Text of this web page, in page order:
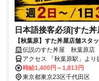
日本語接客必須|すた
【秋葉原】すた丼屋店舗スタ
3時間～OK◎
伝説のすた丼屋 秋葉原店
アクセス 「秋葉原駅」より
時給1,400円～1,813円
東京都東京23区千代田区